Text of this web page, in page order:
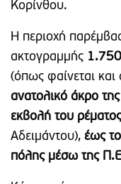
Κορίνθου.
Η περιοχή
ακτογραμμής
(όπως φαίνεται
ανατολικό άκρο
εκβολή του
Αδειμάντου),έως
πόλης μέσω της